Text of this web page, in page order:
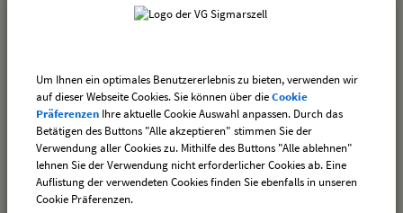
19.07.2026 von 14:00
bis 16:00 Uhr
Kategorie:
Verschiedenes
Ort:
Heimatmuseum
Dorfstraße 20
88138 Hergensweiler
Um Ihnen ein optimales Benutzererlebnis zu bieten, verwenden wir
auf dieser Webseite Cookies. Sie können über dieCookie
Präferenzen Ihre aktuelle Cookie Auswahl anpassen. Durch das
Betätigen des Buttons "Alle akzeptieren" stimmen Sie der
Verwendung aller Cookies zu. Mithilfe des Buttons "Alle ablehnen"
lehnen Sie der Verwendung nicht erforderlicher Cookies ab. Eine
Auflistung der verwendeten Cookies finden Sie ebenfalls in unseren
Cookie Präferenzen.